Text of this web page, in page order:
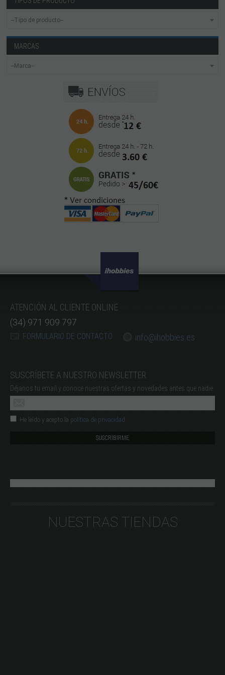
MARCAS
ATENCIÓN AL CLIENTE ONLINE
(34) 971 909 797
FORMULARIO DE CONTACTO info@ihobbies.es
SUSCRÍBETE A NUESTRO NEWSLETTER
Déjanos tu email y conoce nuestras ofertas y novedades antes que nadie.
He leído y acepto la política de privacidad
NUESTRAS TIENDAS